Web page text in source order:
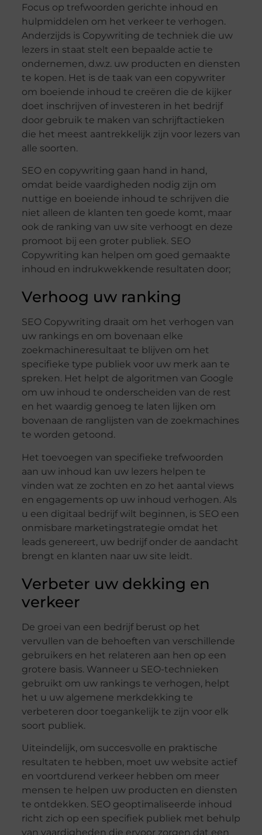
Focus op trefwoorden gerichte inhoud en
hulpmiddelen om het verkeer te verhogen.
Anderzijds is Copywriting de techniek die uw
lezers in staat stelt een bepaalde actie te
ondernemen, d.w.z. uw producten en diensten
te kopen. Het is de taak van een copywriter
om boeiende inhoud te creëren die de kijker
doet inschrijven of investeren in het bedrijf
door gebruik te maken van schrijftactieken
die het meest aantrekkelijk zijn voor lezers van
alle soorten.
SEO en copywriting gaan hand in hand,
omdat beide vaardigheden nodig zijn om
nuttige en boeiende inhoud te schrijven die
niet alleen de klanten ten goede komt, maar
ook de ranking van uw site verhoogt en deze
promoot bij een groter publiek. SEO
Copywriting kan helpen om goed gemaakte
inhoud en indrukwekkende resultaten door;
Verhoog uw ranking
SEO Copywriting draait om het verhogen van
uw rankings en om bovenaan elke
zoekmachineresultaat te blijven om het
specifieke type publiek voor uw merk aan te
spreken. Het helpt de algoritmen van Google
om uw inhoud te onderscheiden van de rest
en het waardig genoeg te laten lijken om
bovenaan de ranglijsten van de zoekmachines
te worden getoond.
Het toevoegen van specifieke trefwoorden
aan uw inhoud kan uw lezers helpen te
vinden wat ze zochten en zo het aantal views
en engagements op uw inhoud verhogen. Als
u een digitaal bedrijf wilt beginnen, is SEO een
onmisbare marketingstrategie omdat het
leads genereert, uw bedrijf onder de aandacht
brengt en klanten naar uw site leidt.
Verbeter uw dekking en
verkeer
De groei van een bedrijf berust op het
vervullen van de behoeften van verschillende
gebruikers en het relateren aan hen op een
grotere basis. Wanneer u SEO-technieken
gebruikt om uw rankings te verhogen, helpt
het u uw algemene merkdekking te
verbeteren door toegankelijk te zijn voor elk
soort publiek.
Uiteindelijk, om succesvolle en praktische
resultaten te hebben, moet uw website actief
en voortdurend verkeer hebben om meer
mensen te helpen uw producten en diensten
te ontdekken. SEO geoptimaliseerde inhoud
richt zich op een specifiek publiek met behulp
van vaardigheden die ervoor zorgen dat een